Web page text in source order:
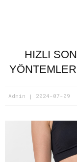
HIZLI
Admin 2024-07-09